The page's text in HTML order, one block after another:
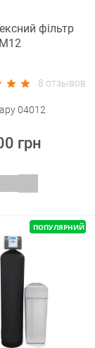
фільтр
8 отзывов
04012
грн
ПОПУЛЯРНИЙ